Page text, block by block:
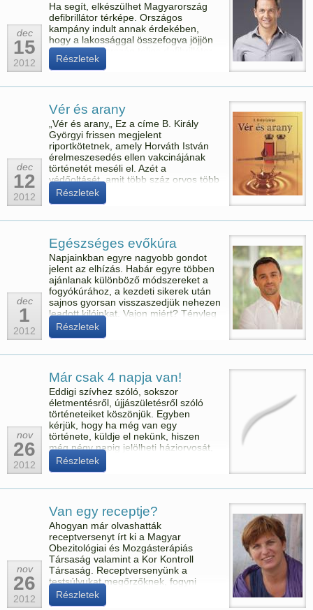
dec
15
2012
Ha segít, elkészülhet Magyarország
defibrillátor térképe. Országos
kampány indult annak érdekében,
hogy a lakossággal összefogva jöjjön
létre Magyarország teljes defibrillátor
térképe, valamint hogy mindenki
ismerje meg a környezetében lévő
készülékek helyét és használatát –
résztvevői szerdán.
Részletek
dec
12
2012
Vér és arany
„Vér és arany„ Ez a címe B. Király
Györgyi frissen megjelent
riportkötetnek, amely Horváth István
érelmeszesedés ellen vakcinájának
történetét meséli el. Azét a
védőoltásét, amit több száz orvos több
ezer betegnek több mint tíz éve
kifejezetten életmentő céllal
Részletek
dec
1
2012
Egészséges evőkúra
Napjainkban egyre nagyobb gondot
jelent az elhízás. Habár egyre többen
ajánlanak különböző módszereket a
fogyókúrához, a kezdeti sikerek után
sajnos gyorsan visszaszedjük nehezen
leadott kilóinkat. Vajon miért? Tényleg
nincs megoldás? A világszerte elismert
olasz űrorvos, dr. Filippo Ongaro
vezetnek eredményre, mert az emberi
az általánosan elfogadott tétel: együnk
kevesebbet, mozogjunk többet!
Részletek
nov
26
2012
Már csak 4 napja van!
Eddigi szívhez szóló, sokszor
életmentésről, újjászületésről szóló
történeteiket köszönjük. Egyben
kérjük, hogy ha még van egy
története, küldje el nekünk, hiszen
még négy napig jelölheti háziorvosát,
ugyanis november 30-án lezárul az
Országos Alapellátási Intézet által
praxisa a Kárpát medencében”
Részletek
nov
26
2012
Van egy receptje?
Ahogyan már olvashatták
receptversenyt írt ki a Magyar
Obezitológiai és Mozgásterápiás
Társaság valamint a Kor Kontroll
Társaság. Receptversenyünk a
testsúlyukat megőrzőknek, fogyni
vágyóknak és túlsúlyos
cukorbetegeknek szól.
Részletek